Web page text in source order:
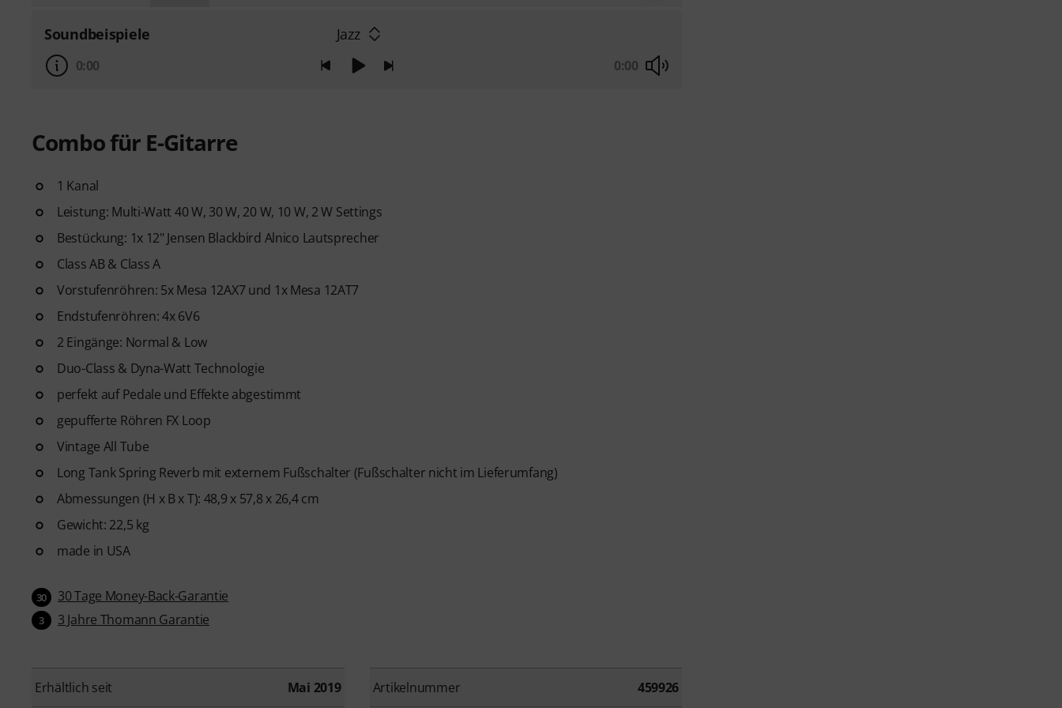
Soundbeispiele Jazz
0:00 0:00
Combo für E-Gitarre
1 Kanal
Leistung: Multi-Watt 40 W, 30 W, 20 W, 10 W, 2 W Settings
Bestückung: 1x 12" Jensen Blackbird Alnico Lautsprecher
Class AB & Class A
Vorstufenröhren: 5x Mesa 12AX7 und 1x Mesa 12AT7
Endstufenröhren: 4x 6V6
2 Eingänge: Normal & Low
Duo-Class & Dyna-Watt Technologie
perfekt auf Pedale und Effekte abgestimmt
gepufferte Röhren FX Loop
Vintage All Tube
Long Tank Spring Reverb mit externem Fußschalter (Fußschalter nicht im Lieferumfang)
Abmessungen (H x B x T): 48,9 x 57,8 x 26,4 cm
Gewicht: 22,5 kg
made in USA
30 30 Tage Money-Back-Garantie
3 3 Jahre Thomann Garantie
Erhältlich seit Mai 2019 Artikelnummer 459926